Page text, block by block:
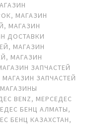
, МАГАЗИН
, МАГАЗИН
ДОСТАВКИ
, МАГАЗИН
, МАГАЗИН
ЗАПЧАСТЕЙ
МАГАЗИН ЗАПЧАСТЕЙ
МАГАЗИНЫ
BENZ, МЕРСЕДЕС
БЕНЦ АЛМАТЫ,
БЕНЦ КАЗАХСТАН,